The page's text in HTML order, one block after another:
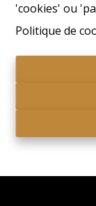
'cookies' ou
Politique de
1446 m²